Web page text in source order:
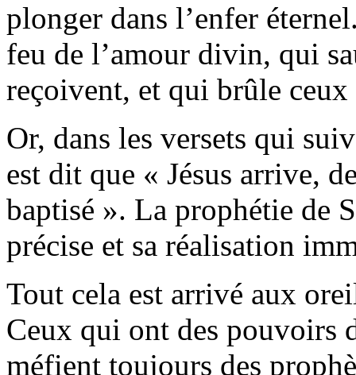
plonger dans l’enfer
feu de l’amour divin, qui
reçoivent, et qui brûle
Or, dans les versets qui
est dit que « Jésus arrive,
baptisé ». La prophétie de
précise et sa réalisation
Tout cela est arrivé aux
Ceux qui ont des pouvoirs
méfient toujours des